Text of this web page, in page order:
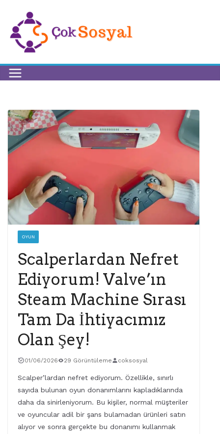
OYUN
Scalperlardan Nefret
Ediyorum! Valve’ın
Steam Machine Sırası
Tam Da İhtiyacımız
Olan Şey!
01/06/2026 29 Görüntüleme coksosyal
Scalper’lardan nefret ediyorum. Özellikle, sınırlı
sayıda bulunan oyun donanımlarını kapladıklarında
daha da sinirleniyorum. Bu kişiler, normal müşteriler
ve oyuncular adil bir şans bulamadan ürünleri satın
alıyor ve sonra gerçekte bu donanımı kullanmak